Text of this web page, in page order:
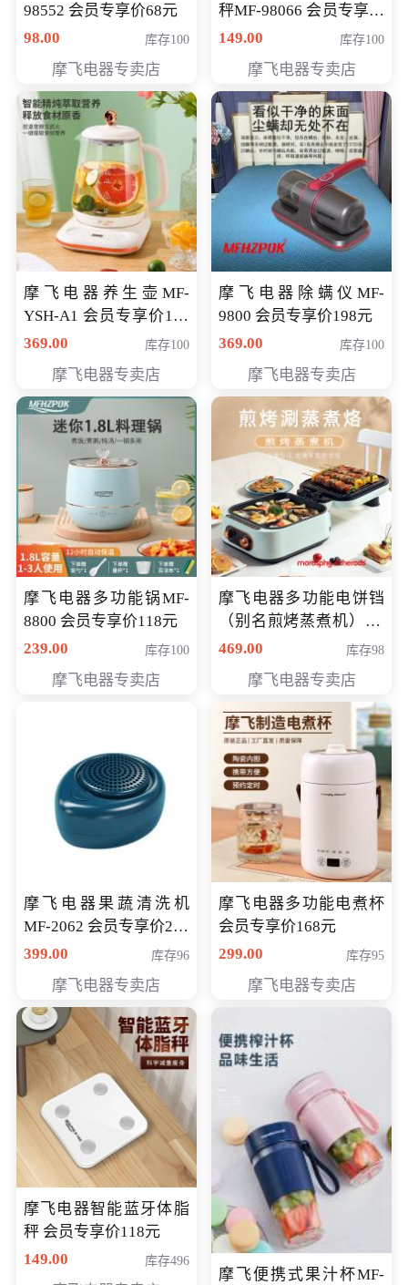
98552 会员专享价68元
98.00
库存100
摩飞电器专卖店
秤MF-98066 会员专享价
98元
149.00 库存100
摩飞电器专卖店
摩飞电器养生壶MF-
YSH-A1 会员专享价198
元
369.00 库存100
摩飞电器专卖店
摩飞电器除螨仪MF-
9800 会员专享价198元
369.00
库存100
摩飞电器专卖店
摩飞电器多功能锅MF-
8800 会员专享价118元
239.00
库存100
摩飞电器专卖店
摩飞电器多功能电饼铛
（别名煎烤蒸煮机） 型
号MF-8888B 会员专享
469.00 库存98
摩飞电器专卖店
摩飞电器果蔬清洗机
MF-2062 会员专享价268
元
399.00 库存96
摩飞电器专卖店
摩飞电器多功能电煮杯
会员专享价168元
299.00
库存95
摩飞电器专卖店
摩飞电器智能蓝牙体脂
秤 会员专享价118元
149.00
库存496
摩飞便携式果汁杯MF-